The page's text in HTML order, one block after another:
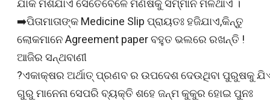
ଯାକ ମିଶିଯାଏ ସେତେବେଳେ ମଣିଷକୁ ସମ୍ମାନ ମିଳିଥାଏ ।
➡️ପିତାମାତାଙ୍କ Medicine Slip ପ୍ରାୟତଃ ହଜିଯାଏ,କିନ୍ତୁ
ଲୋକମାନେ Agreement paper ବହୁତ ଭଲରେ ରଖନ୍ତି !
ଆଜିର ସନ୍ଥବାଣୀ
?ଏକାକ୍ଷର ଅର୍ଥାତ୍ ପ୍ରଣବ ର ଉପଦେଶ ଦେଉଥିବା ପୁରୁଷକୁ
ଗୁରୁ ମାନେନା ସେପରି ବ୍ୟକ୍ତି ଶହେ ଜନ୍ମ କୁକୁର ହୋଇ ପୁନଃ